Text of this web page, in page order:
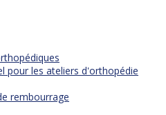
pour les ateliers d'orthopédie
rembourrage